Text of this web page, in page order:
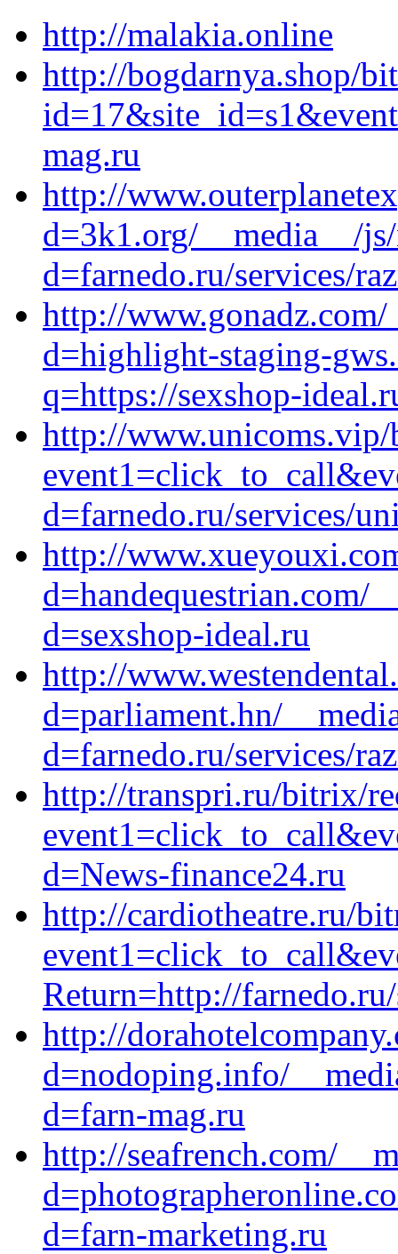
http://malakia.online
http://bogdarnya.shop/
mag.ru
http://
d=3k1.org/__media__/
d=farnedo.ru/services/
http://www.gonadz.com/
d=highlight-staging-
q=https://sexshop-
http://
d=farnedo.ru/services/
http://
d=handequestrian.com/
d=sexshop-ideal.ru
http://
d=parliament.hn/
d=farnedo.ru/services/
http://transpri.ru/bitrix/
d=News-finance24.ru
http://cardiotheatre.ru/
Return=http://
http://
d=nodoping.info/
d=farn-mag.ru
http://seafrench.com/
d=farn-marketing.ru